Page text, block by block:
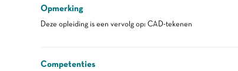
Opmerking
Deze opleiding is een vervolg op: CAD-tekenen
Competenties